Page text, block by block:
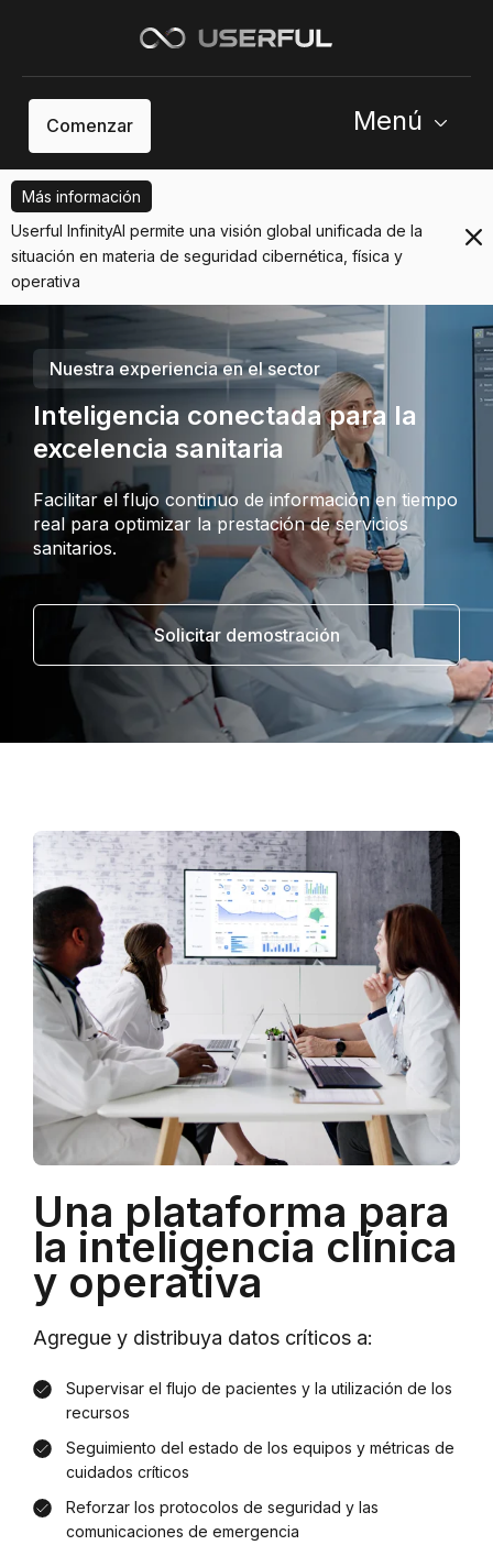
Comenzar Menú
Más información
Userful InfinityAI permite una visión global unificada de la
situación en materia de seguridad cibernética, física y
operativa
Nuestra experiencia en el sector
Inteligencia conectada para la
excelencia sanitaria
Facilitar el flujo continuo de información en tiempo
real para optimizar la prestación de servicios
sanitarios.
Solicitar demostración
Una plataforma para
la inteligencia clínica
y operativa
Agregue y distribuya datos críticos a:
Supervisar el flujo de pacientes y la utilización de los
recursos
Seguimiento del estado de los equipos y métricas de
cuidados críticos
Reforzar los protocolos de seguridad y las
comunicaciones de emergencia